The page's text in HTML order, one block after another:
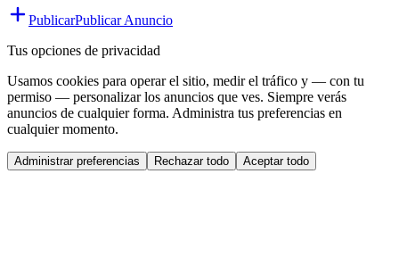
PublicarPublicar Anuncio
Tus opciones de privacidad
Usamos cookies para operar el sitio, medir el tráfico y — con tu
permiso — personalizar los anuncios que ves. Siempre verás
anuncios de cualquier forma. Administra tus preferencias en
cualquier momento.
Administrar preferencias Rechazar todo Aceptar todo